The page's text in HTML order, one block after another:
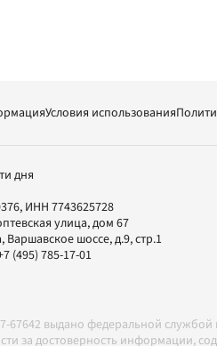
Условия использования
дня
ИНН 7743625728
улица, дом 67
, Варшавское шоссе, д.9, стр.1
(495) 785-17-01
67642 выдано федеральной
за достоверность